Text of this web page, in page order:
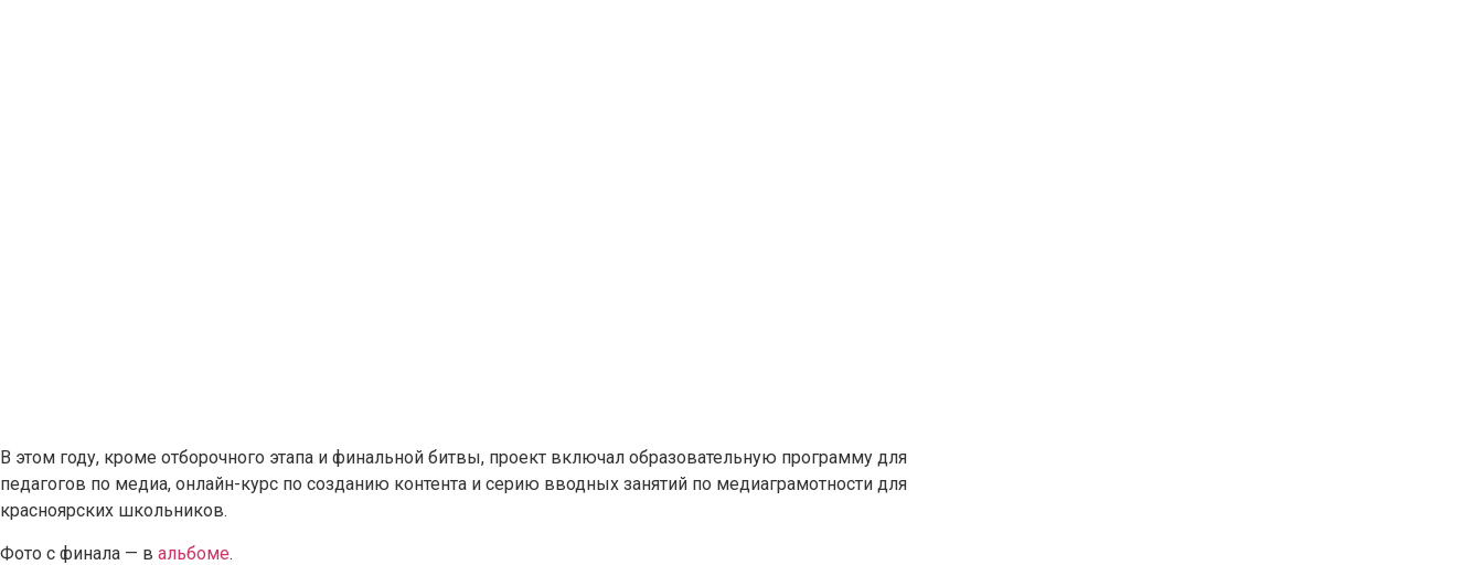
В этом году, кроме отборочного этапа и финальной битвы, проект включал образовательную программу для
педагогов по медиа, онлайн-курс по созданию контента и серию вводных занятий по медиаграмотности для
красноярских школьников.
Фото с финала — в альбоме.